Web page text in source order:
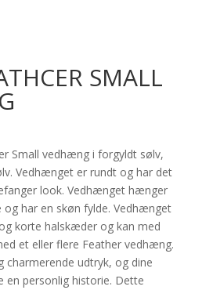
SMALL
Small vedhæng i forgyldt sølv,
Vedhænget er rundt og har det
look. Vedhænget hænger
har en skøn fylde. Vedhænget
korte halskæder og kan med
et eller flere Feather vedhæng.
charmerende udtryk, og dine
en personlig historie. Dette